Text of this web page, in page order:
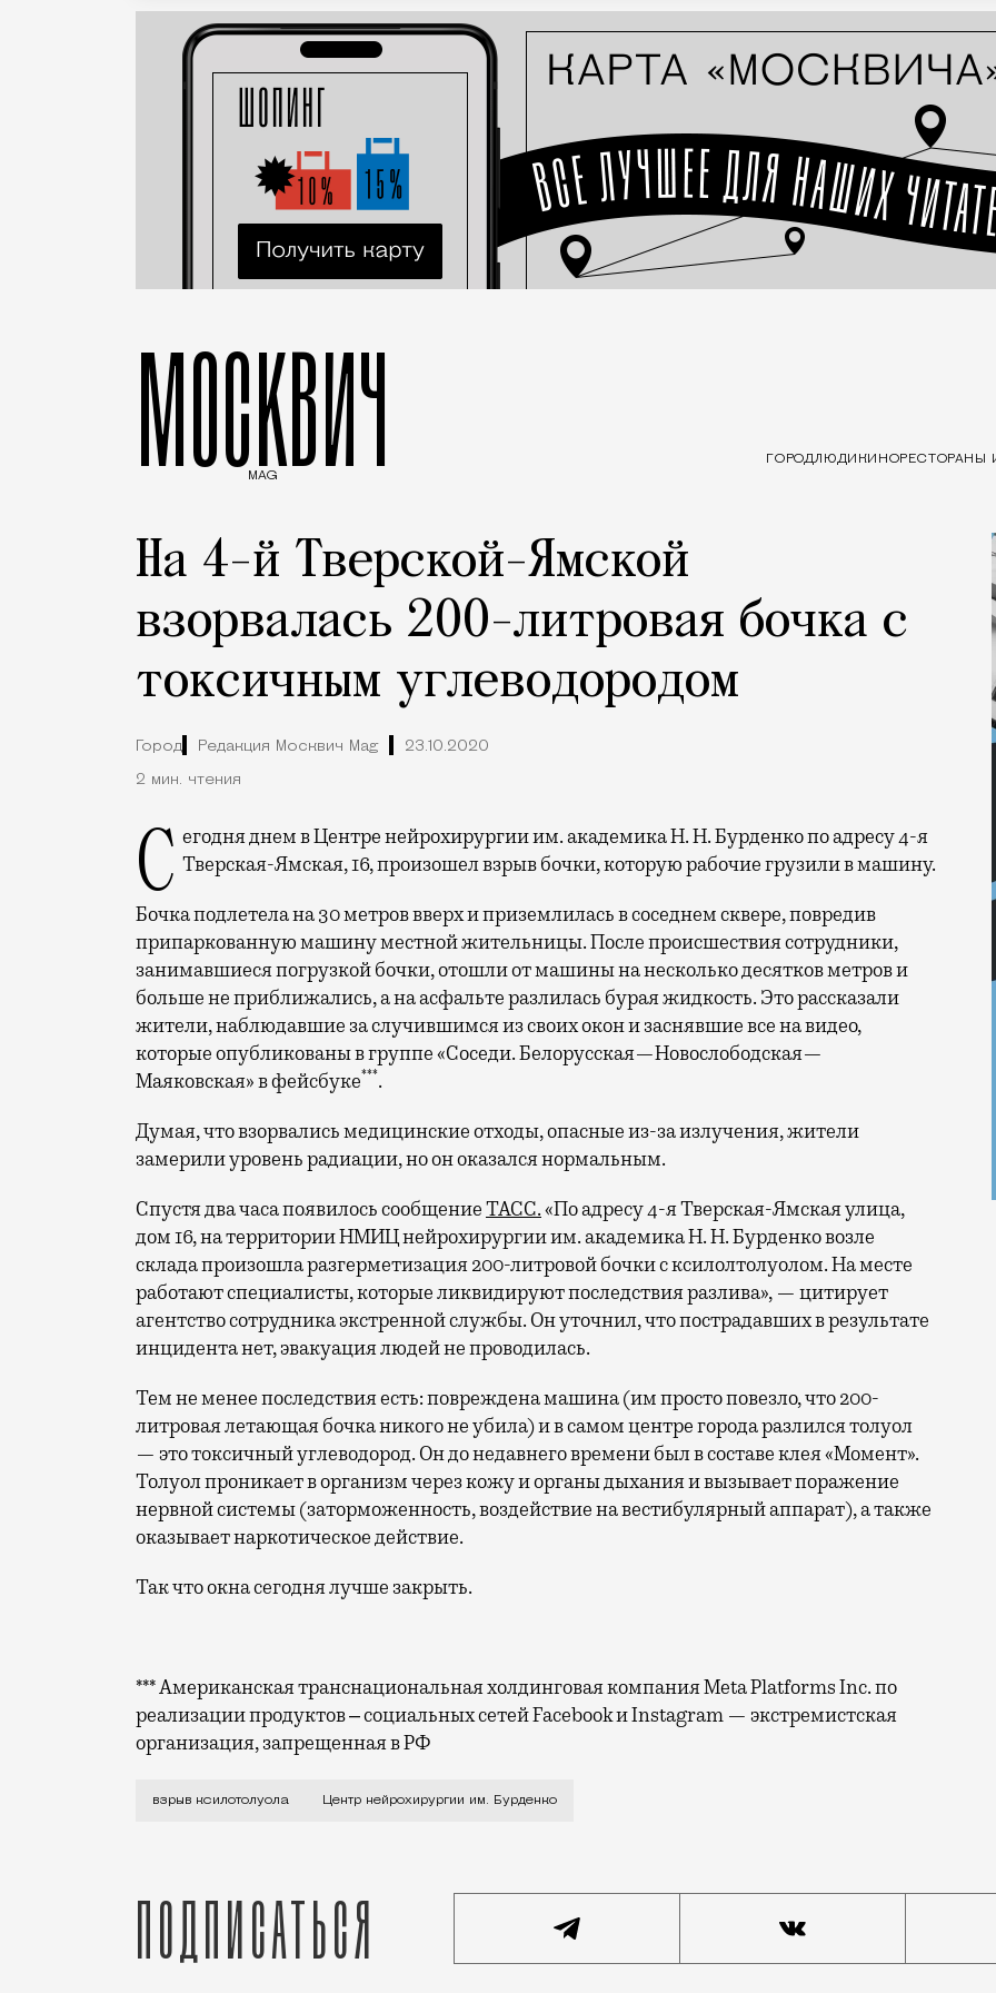
МОСКВИЧ
MAG
ГОРОДЛЮДИ КИНОРЕСТОРАНЫ
На 4-й Тверской-Ямской
взорвалась 200-литровая бочка с
токсичным углеводородом
Город Редакция Москвич Mag 23.10.2020
2 мин. чтения
Сегодня днем в Центре нейрохирургии им. академика Н. Н. Бурденко по адресу 4-я Тверская-Ямская, 16, произошел взрыв бочки, которую рабочие грузили в машину.
Бочка подлетела на 30 метров вверх и приземлилась в соседнем сквере, повредив
припаркованную машину местной жительницы. После происшествия сотрудники,
занимавшиеся погрузкой бочки, отошли от машины на несколько десятков метров и
больше не приближались, а на асфальте разлилась бурая жидкость. Это рассказали
жители, наблюдавшие за случившимся из своих окон и заснявшие все на видео,
которые опубликованы в группе «Соседи. Белорусская—Новослободская—
Маяковская» в фейсбуке***.
Думая, что взорвались медицинские отходы, опасные из-за излучения, жители
замерили уровень радиации, но он оказался нормальным.
Спустя два часа появилось сообщениеТАСС.«По адресу 4-я Тверская-Ямская улица,
дом 16, на территории НМИЦ нейрохирургии им. академика Н. Н. Бурденко возле
склада произошла разгерметизация 200-литровой бочки с ксилолтолуолом. На месте
работают специалисты, которые ликвидируют последствия разлива», — цитирует
агентство сотрудника экстренной службы. Он уточнил, что пострадавших в результате
инцидента нет, эвакуация людей не проводилась.
Тем не менее последствия есть: повреждена машина (им просто повезло, что 200-
литровая летающая бочка никого не убила) и в самом центре города разлился толуол
— это токсичный углеводород. Он до недавнего времени был в составе клея «Момент».
Толуол проникает в организм через кожу и органы дыхания и вызывает поражение
нервной системы (заторможенность, воздействие на вестибулярный аппарат), а также
оказывает наркотическое действие.
Так что окна сегодня лучше закрыть.
*** Американская транснациональная холдинговая компания Meta Platforms Inc. по
реализации продуктов ‒ социальных сетей Facebook и Instagram — экстремистская
организация, запрещенная в РФ
взрыв ксилотолуола Центр нейрохирургии им. Бурденко
Подписаться